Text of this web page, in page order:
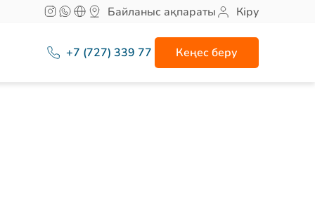
Байланыс ақпараты Кіру
+7 (727) 339 77 77 Кеңес беру